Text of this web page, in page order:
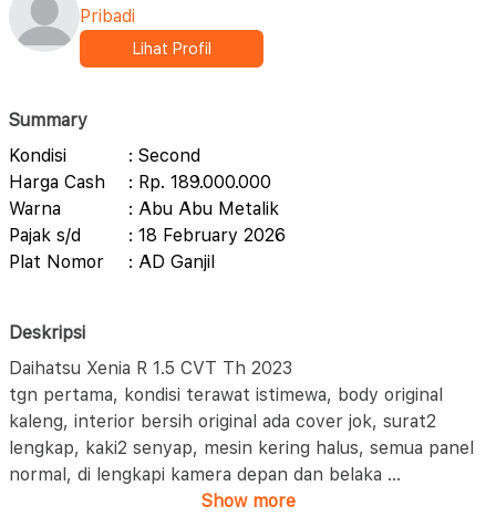
Pribadi
Lihat Profil
Summary
Kondisi
: Second
Harga Cash
: Rp. 189.000.000
Warna
: Abu Abu Metalik
Pajak s/d
: 18 February 2026
Plat Nomor
: AD Ganjil
Deskripsi
Daihatsu Xenia R 1.5 CVT Th 2023
tgn pertama, kondisi terawat istimewa, body original
kaleng, interior bersih original ada cover jok, surat2
lengkap, kaki2 senyap, mesin kering halus, semua panel
normal, di lengkapi kamera depan dan belaka ...
Show more